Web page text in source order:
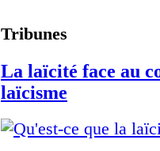
Tribunes
La laïcité face au
laïcisme